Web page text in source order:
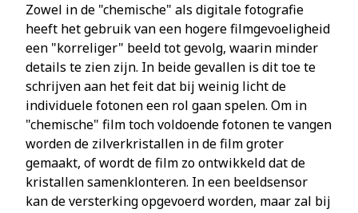
Zowel in de "chemische" als digitale fotografie
heeft het gebruik van een hogere filmgevoeligheid
een "korreliger" beeld tot gevolg, waarin minder
details te zien zijn. In beide gevallen is dit toe te
schrijven aan het feit dat bij weinig licht de
individuele fotonen een rol gaan spelen. Om in
"chemische" film toch voldoende fotonen te vangen
worden de zilverkristallen in de film groter
gemaakt, of wordt de film zo ontwikkeld dat de
kristallen samenklonteren. In een beeldsensor
kan de versterking opgevoerd worden, maar zal bij